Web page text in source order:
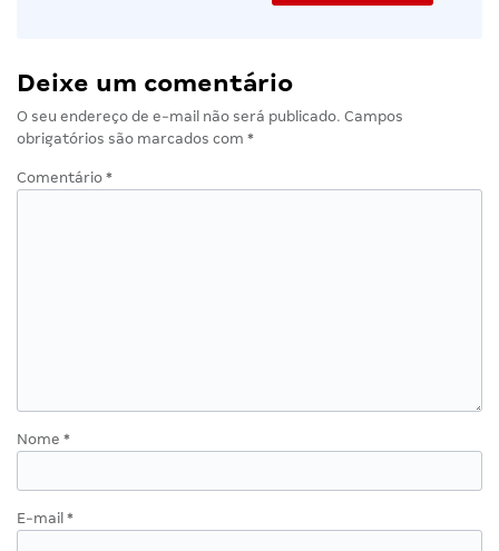
Deixe um comentário
O seu endereço de e-mail não será publicado. Campos
obrigatórios são marcados com *
Comentário *
Nome *
E-mail *